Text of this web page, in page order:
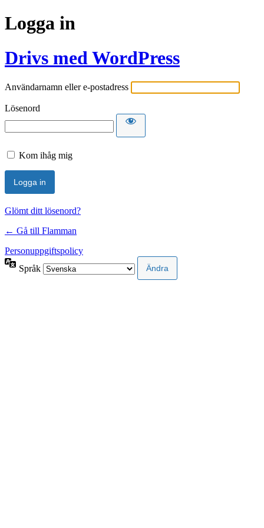
Logga in
Drivs med WordPress
Användarnamn eller e-postadress
Lösenord
Kom ihåg mig
Glömt ditt lösenord?
← Gå till Flamman
Personuppgiftspolicy
Språk